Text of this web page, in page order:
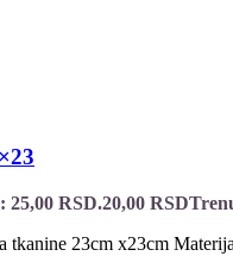
25,00 RSD.20,00 RSD
tkanine 23cm x23cm